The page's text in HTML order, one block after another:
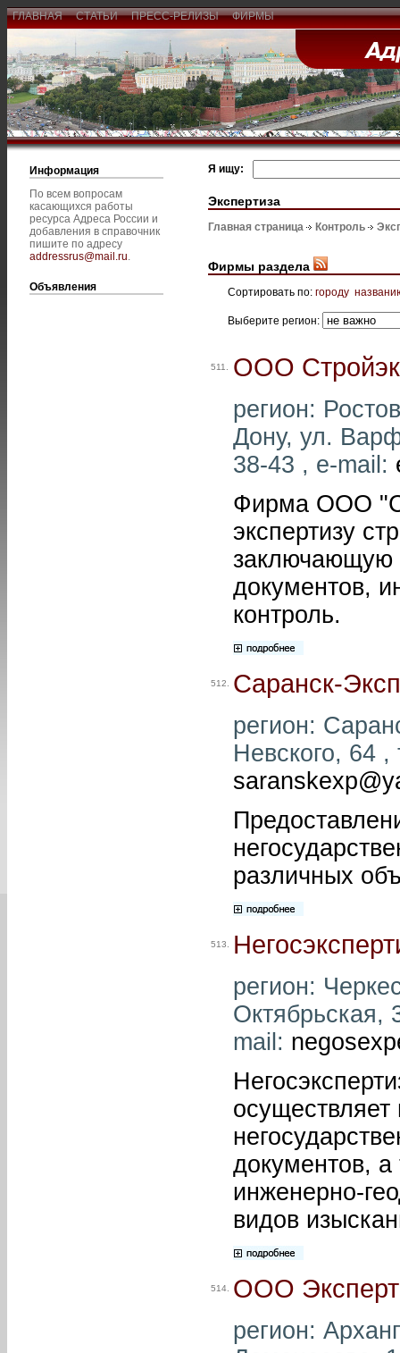
ГЛАВНАЯ СТАТЬИ ПРЕСС-РЕЛИЗЫ ФИРМЫ
Информация
По всем вопросам
касающихся работы
ресурса Адреса России и
добавления в справочник
пишите по адресу
addressrus@mail.ru.
Объявления
Я ищу:
Экспертиза
Главная страница Контроль
Фирмы раздела
Сортировать по: городу
Выберите регион:
511. ООО
регион:
Дону, ул.
38-43 , e-mail:
Фирма ООО
экспертизу
заключающую
документов,
контроль.
512. Саранск-
регион:
Невского, 64
различных
513.
регион:
Октябрьская,
mail:
осуществляет
документов, а
инженерно-
видов
514. ООО
регион: